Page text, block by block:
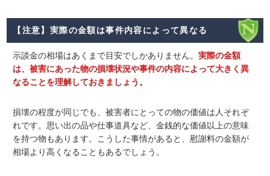
【注意】実際の金額は事件内容によって異なる
示談金の相場はあくまで目安でしかありません。実際の金額
は、被害にあった物の損壊状況や事件の内容によって大きく異
なることを理解しておきましょう。
損壊の程度が同じでも、被害者にとっての物の価値は人それぞ
れです。思い出の品や仕事道具など、金銭的な価値以上の意味
を持つ物もあります。こうした事情があると、慰謝料の金額が
相場より高くなることもあるでしょう。